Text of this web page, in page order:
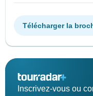
Télécharger la
Inscrivez-vous ou